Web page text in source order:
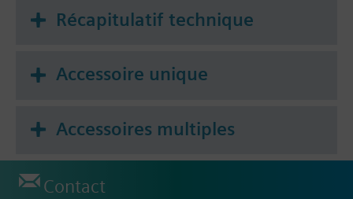
Récapitulatif technique
Accessoire unique
Accessoires multiples
Contact